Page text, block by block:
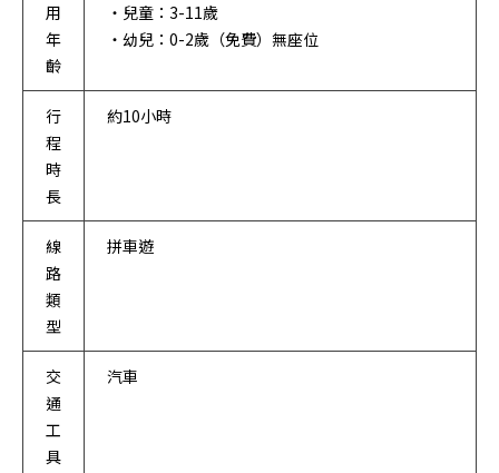
用
年
齡
・兒童：3-11歲
・幼兒：0-2歲（免費）無座位
行
程
時
長
約10小時
線
路
類
型
拼車遊
交
通
工
具
汽車